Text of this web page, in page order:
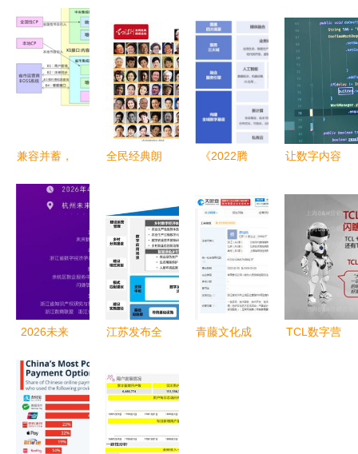
兼容并蓄，
IPTV服务
全民经典朗
神食粮库
《2022腾
业数字化白
皮书》发布
开启全域数
字新纪元与
数字内容服
务新篇章
让数字内容
发者故事中
的包容性探
索
2026未来
会指南（2
天倒计时）
江苏发布全
《数字乡村
建设指南
（试行）》
青藤文化成
TCL数字营